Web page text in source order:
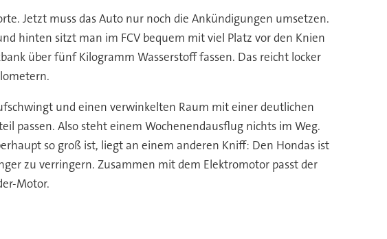
Jetzt muss das Auto nur noch die Ankündigungen umsetzen.
hinten sitzt man im FCV bequem mit viel Platz vor den Knien
über fünf Kilogramm Wasserstoff fassen. Das reicht locker
und einen verwinkelten Raum mit einer deutlichen
passen. Also steht einem Wochenendausflug nichts im Weg.
so groß ist, liegt an einem anderen Kniff: Den Hondas ist
zu verringern. Zusammen mit dem Elektromotor passt der
Motor.